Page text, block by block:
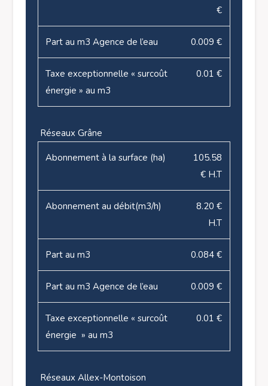
€
Part au m3 Agence de l’eau 0.009 €
Taxe exceptionnelle « surcoût
énergie » au m3
0.01 €
Réseaux Grâne
Abonnement à la surface (ha)
105.58
€ H.T
Abonnement au débit(m3/h)
8.20 €
H.T
Part au m3 0.084 €
Part au m3 Agence de l’eau 0.009 €
Taxe exceptionnelle « surcoût
énergie » au m3
0.01 €
Réseaux Allex-Montoison